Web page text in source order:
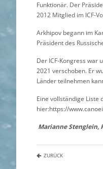
Funktionär. Der
2012 Mitglied im ICF-
Arkhipov begann im
Präsident des
Der ICF-Kongress war
2021 verschoben. Er
Länder teilnehmen
Eine vollständige Liste
hier:https://
Marianne Stenglein,
ZURÜCK